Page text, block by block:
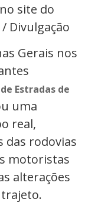
site do
Divulgação
Gerais nos
Estradas de
uma
real,
das rodovias
motoristas
alterações